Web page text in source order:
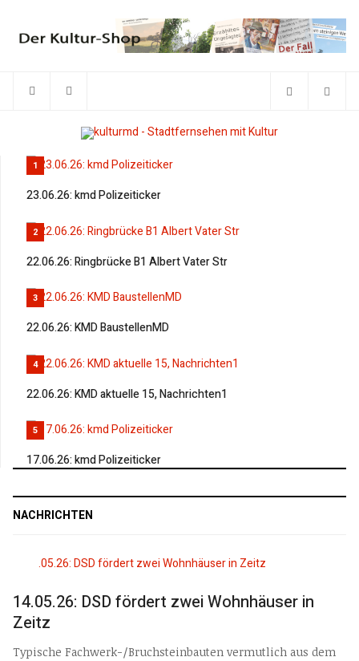
1
23.06.26: kmd Polizeiticker
2
22.06.26: Ringbrücke B1 Albert Vater Str
3
22.06.26: KMD BaustellenMD
4
22.06.26: KMD aktuelle 15, Nachrichten1
5
17.06.26: kmd Polizeiticker
NACHRICHTEN
14.05.26: DSD fördert zwei Wohnhäuser in
Zeitz
Typische Fachwerk-/Bruchsteinbauten vermutlich aus dem